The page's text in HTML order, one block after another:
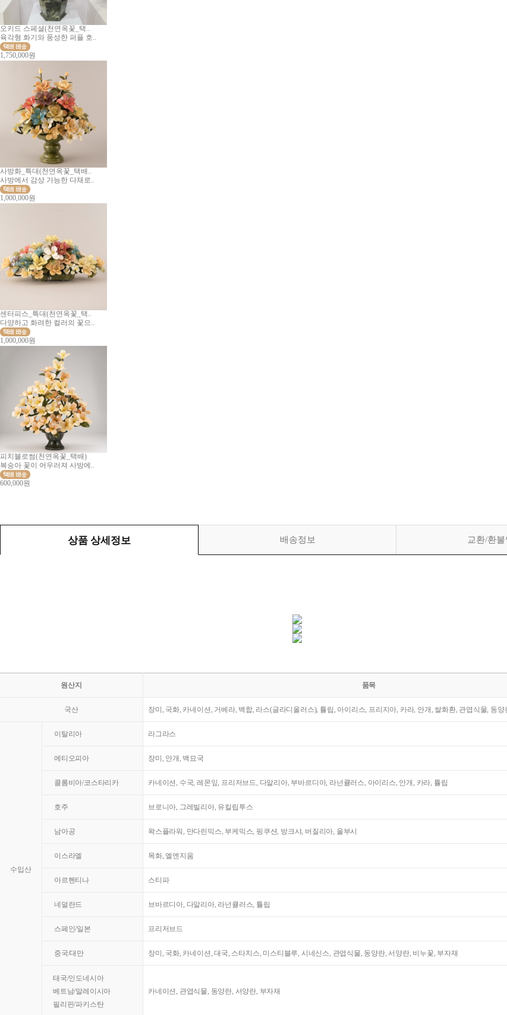
오키드 스페셜(천연옥꽃_택..
육각형 화기와 풍성한 퍼플 호..
1,750,000원
사방화_특대(천연옥꽃_택배..
사방에서 감상 가능한 다채로..
1,000,000원
센터피스_특대(천연옥꽃_택..
다양하고 화려한 컬러의 꽃으..
1,000,000원
피치블로썸(천연옥꽃_택배)
복숭아 꽃이 어우러져 사방에..
600,000원
상품 상세정보 배송정보 교환/환불
원산지 품목
국산 장미, 국화, 카네이션, 거베라, 백합, 라스(글라디올러스), 튤립, 아이리스, 프리지아, 카라, 안개, 쌀화환, 관엽식물, 동양
수입산
이탈리아 라그라스
에티오피아 장미, 안개, 백묘국
콜롬비아/코스타리카 카네이션, 수국, 레몬잎, 프리저브드, 다알리아, 부바르디아, 라넌큘러스, 아이리스, 안개, 카라, 튤립
호주 브로니아, 그레빌리아, 유킬립투스
남아공 왁스플라워, 만다린믹스, 부케믹스, 핑쿠션, 방크샤, 버질리아, 울부시
이스라엘 목화, 엘엔지움
아르헨티나 스티파
네덜란드 브바르디아, 다알리아, 라넌큘러스, 튤립
스페인/일본 프리저브드
중국/대만 장미, 국화, 카네이션, 대국, 스타치스, 미스티블루, 시네신스, 관엽식물, 동양란, 서양란, 비누꽃, 부자재
태국/인도네시아
베트남/말레이시아
필리핀/파키스탄
카네이션, 관엽식물, 동양란, 서양란, 부자재